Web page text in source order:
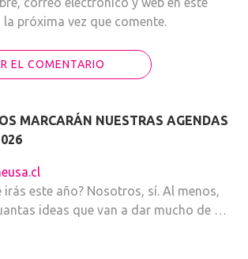
próxima vez que comente.
MARCARÁN NUESTRAS AGENDAS
irás este año? Nosotros, sí. Al menos,
ideas que van a dar mucho de …